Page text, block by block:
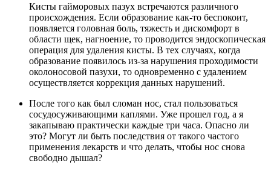
Кисты гайморовых пазух встречаются различного
происхождения. Если образование как-то беспокоит,
появляется головная боль, тяжесть и дискомфорт в
области щек, нагноение, то проводится эндоскопическая
операция для удаления кисты. В тех случаях, когда
образование появилось из-за нарушения проходимости
околоносовой пазухи, то одновременно с удалением
осуществляется коррекция данных нарушений.
После того как был сломан нос, стал пользоваться
сосудосуживающими каплями. Уже прошел год, а я
закапываю практически каждые три часа. Опасно ли
это? Могут ли быть последствия от такого частого
применения лекарств и что делать, чтобы нос снова
свободно дышал?